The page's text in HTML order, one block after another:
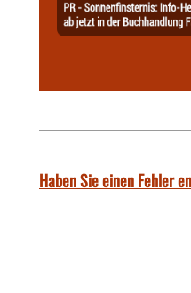
Haben Sie einen Fehler